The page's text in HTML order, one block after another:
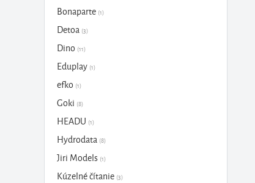
Bonaparte (1)
Detoa (3)
Dino (11)
Eduplay (1)
efko (1)
Goki (8)
HEADU (1)
Hydrodata (8)
Jiri Models (1)
Kúzelné čítanie (3)